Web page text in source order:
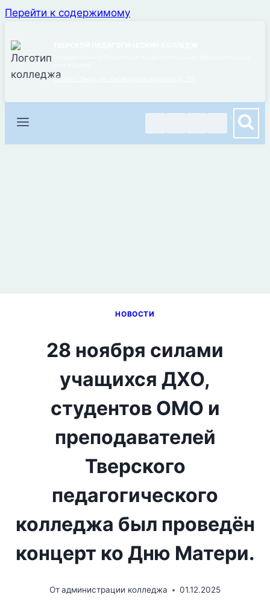
Перейти к содержимому
170043 г. Тверь, ул. Октябрьский проспект, д. 71А
НОВОСТИ
28 ноября силами
учащихся ДХО,
студентов ОМО и
преподавателей
Тверского
педагогического
колледжа был проведён
концерт ко Дню Матери.
Отадминистрации колледжа 01.12.2025